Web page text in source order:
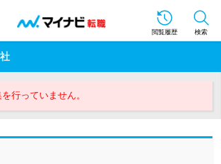
閲覧履歴 検索
行っていません。